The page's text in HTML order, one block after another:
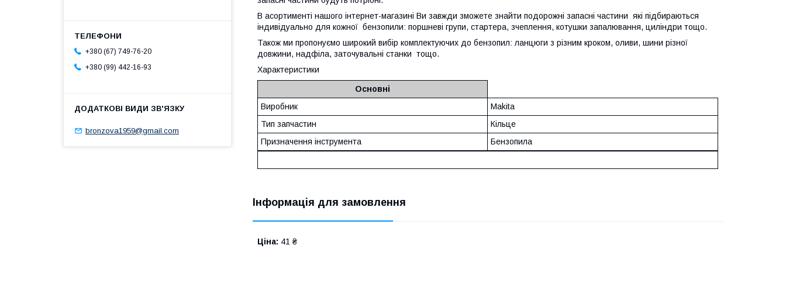
В асортименті нашого інтернет-магазині Ви завжди зможете знайти подорожні запасні частини які підбираються
індивідуально для кожної бензопили: поршневі групи, стартера, зчеплення, котушки запалювання, циліндри тощо.
Також ми пропонуємо широкий вибір комплектуючих до бензопил: ланцюги з різним кроком, оливи, шини різної
довжини, надфіла, заточувальні станки тощо.
Характеристики
Основні
Виробник
Makita
Тип запчастин
Кільце
Призначення інструмента
Бензопила
Інформація для замовлення
Ціна: 41 ₴
+380 (67) 749-76-20
+380 (99) 442-16-93
bronzova1959@gmail.com